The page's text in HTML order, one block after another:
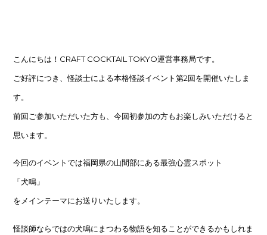
こんにちは！CRAFT COCKTAIL TOKYO運営事務局です。
ご好評につき、怪談士による本格怪談イベント第2回を開催いたしま
す。
前回ご参加いただいた方も、今回初参加の方もお楽しみいただけると
思います。
今回のイベントでは福岡県の山間部にある最強心霊スポット
「犬鳴」
をメインテーマにお送りいたします。
怪談師ならではの犬鳴にまつわる物語を知ることができるかもしれま